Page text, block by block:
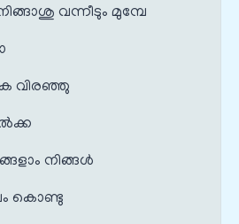
വന്നീടും മുമ്പേ
വിരഞ്ഞു
നിങ്ങള്‍
കൊണ്ടു